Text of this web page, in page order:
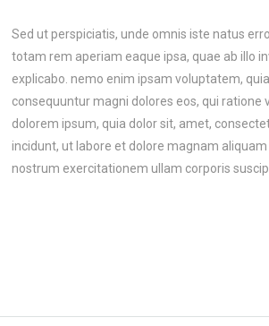
Sed ut perspiciatis, unde omnis iste natus
totam rem aperiam eaque ipsa, quae ab illo
explicabo. nemo enim ipsam voluptatem,
consequuntur magni dolores eos, qui
dolorem ipsum, quia dolor sit, amet,
incidunt, ut labore et dolore magnam
nostrum exercitationem ullam corporis